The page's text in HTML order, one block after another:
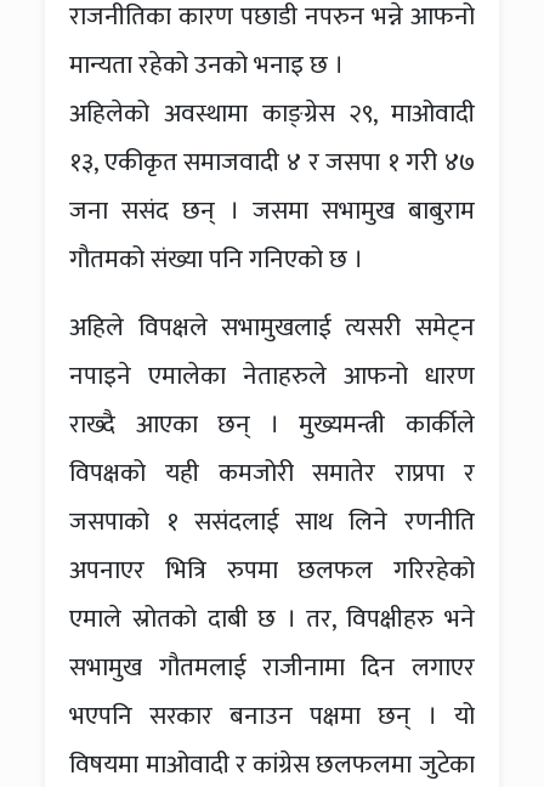
राजनीतिका कारण पछाडी नपरुन भन्ने आफनो
मान्यता रहेको उनको भनाइ छ ।
अहिलेको अवस्थामा काङ्ग्रेस २९, माओवादी
१३, एकीकृत समाजवादी ४ र जसपा १ गरी ४७
जना ससंद छन् । जसमा सभामुख बाबुराम
गौतमको संख्या पनि गनिएको छ ।
अहिले विपक्षले सभामुखलाई त्यसरी समेट्न
नपाइने एमालेका नेताहरुले आफनो धारण
राख्दै आएका छन् । मुख्यमन्त्री कार्कीले
विपक्षको यही कमजोरी समातेर राप्रपा र
जसपाको १ ससंदलाई साथ लिने रणनीति
अपनाएर भित्रि रुपमा छलफल गरिरहेको
एमाले स्रोतको दाबी छ । तर, विपक्षीहरु भने
सभामुख गौतमलाई राजीनामा दिन लगाएर
भएपनि सरकार बनाउन पक्षमा छन् । यो
विषयमा माओवादी र कांग्रेस छलफलमा जुटेका